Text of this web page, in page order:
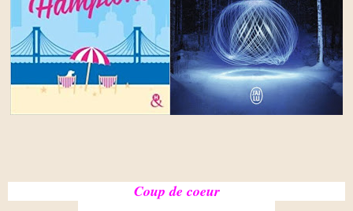
Coup de coeur